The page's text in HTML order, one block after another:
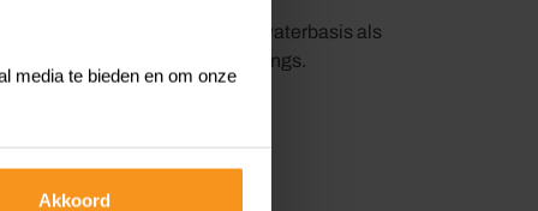
media te bieden en om onze
Akkoord
coatings, zowel op waterbasis als
diverse ondergronden en coatings.